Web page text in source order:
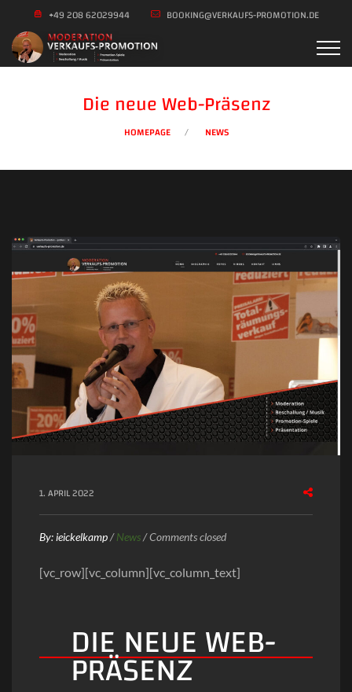
+49 208 62029944 BOOKING@VERKAUFS-PROMOTION.DE
Die neue Web-Präsenz
HOMEPAGE NEWS
1. APRIL 2022
By:ieickelkamp/News/Comments closed
[vc_row][vc_column][vc_column_text]
DIE NEUE WEB-
PRÄSENZ